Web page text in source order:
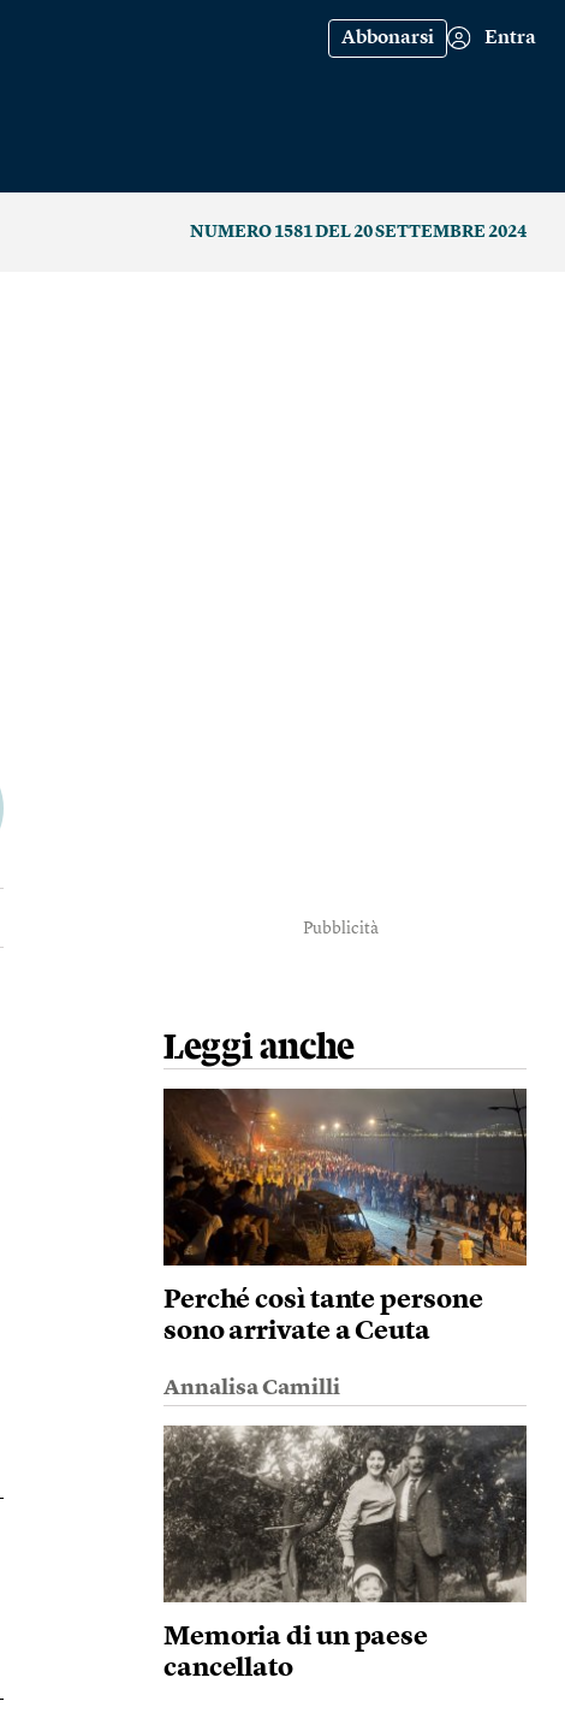
Abbonarsi Entra
NUMERO 1581 DEL 20 SETTEMBRE 2024
Pubblicità
Leggi anche
Perché così tante persone
sono arrivate a Ceuta
Annalisa Camilli
Memoria di un paese
cancellato